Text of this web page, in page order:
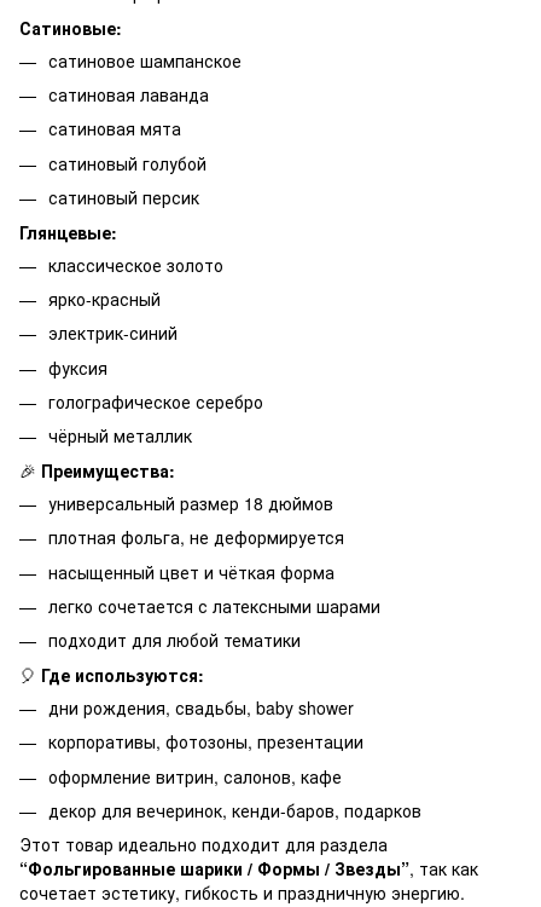
Сатиновые:
сатиновое шампанское
сатиновая лаванда
сатиновая мята
сатиновый голубой
сатиновый персик
Глянцевые:
классическое золото
ярко-красный
электрик-синий
фуксия
голографическое серебро
чёрный металлик
🎉 Преимущества:
универсальный размер 18 дюймов
плотная фольга, не деформируется
насыщенный цвет и чёткая форма
легко сочетается с латексными шарами
подходит для любой тематики
🎈 Где используются:
дни рождения, свадьбы, baby shower
корпоративы, фотозоны, презентации
оформление витрин, салонов, кафе
декор для вечеринок, кенди-баров, подарков
Этот товар идеально подходит для раздела
“Фольгированные шарики / Формы / Звезды”, так как
сочетает эстетику, гибкость и праздничную энергию.